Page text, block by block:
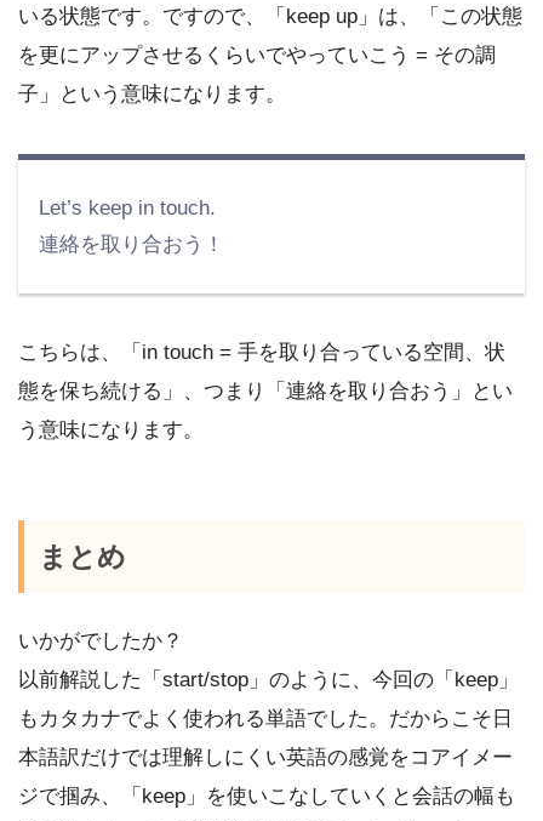
いる状態です。ですので、「keep up」は、「この状態
を更にアップさせるくらいでやっていこう = その調
子」という意味になります。
Let’s keep in touch.
連絡を取り合おう！
こちらは、「in touch = 手を取り合っている空間、状
態を保ち続ける」、つまり「連絡を取り合おう」とい
う意味になります。
まとめ
いかがでしたか？
以前解説した「start/stop」のように、今回の「keep」
もカタカナでよく使われる単語でした。だからこそ日
本語訳だけでは理解しにくい英語の感覚をコアイメー
ジで掴み、「keep」を使いこなしていくと会話の幅も